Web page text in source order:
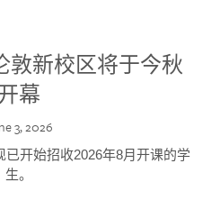
敦新校区将于今秋
幕
3, 2026
已开始招收2026年8月开课的学
生。